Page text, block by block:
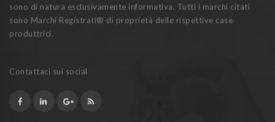
sono di natura esclusivamente informativa. Tutti i marchi citati
sono Marchi Registrati® di proprietà delle rispettive case
produttrici.
Contattaci sui social